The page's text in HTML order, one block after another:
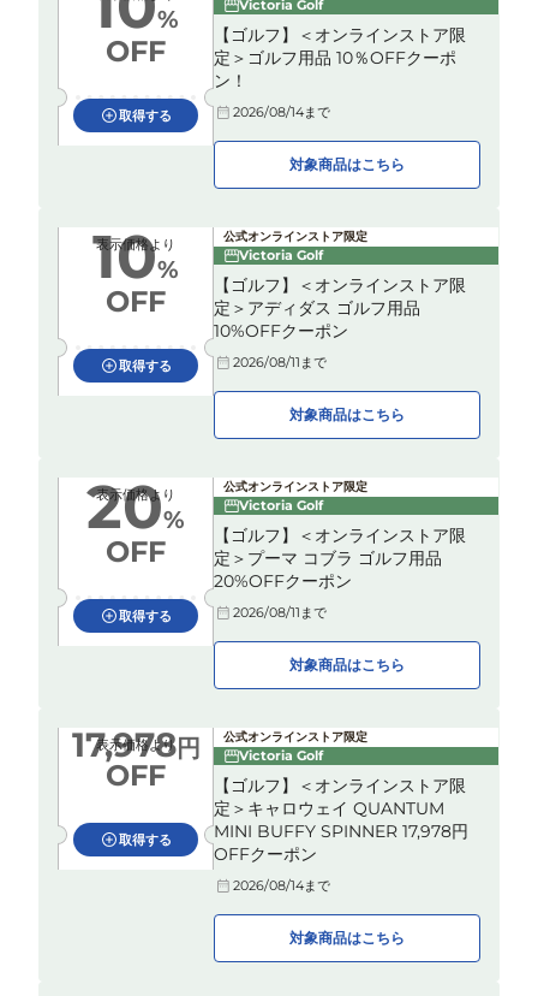
%
OFF
取得する
Victoria Golf
【ゴルフ】＜オンラインストア限
定＞ゴルフ用品 10％OFFクーポ
ン！
2026/08/14まで
対象商品はこちら
表示価格より
10%
OFF
取得する
公式オンラインストア限定
Victoria Golf
【ゴルフ】＜オンラインストア限
定＞アディダス ゴルフ用品
10%OFFクーポン
2026/08/11 まで
対象商品はこちら
表示価格より
20%
OFF
取得する
公式オンラインストア限定
Victoria Golf
【ゴルフ】＜オンラインストア限
定＞プーマ コブラ ゴルフ用品
20%OFFクーポン
2026/08/11 まで
対象商品はこちら
表示価格より
17,978円
OFF
取得する
公式オンラインストア限定
Victoria Golf
【ゴルフ】＜オンラインストア限
定＞キャロウェイ QUANTUM
MINI BUFFY SPINNER 17,978円
OFFクーポン
2026/08/14まで
対象商品はこちら